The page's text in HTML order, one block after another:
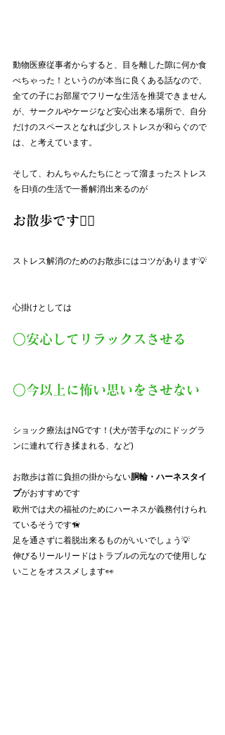
動物医療従事者からすると、目を離した隙に何か食
べちゃった！というのが本当に良くある話なので、
全ての子にお部屋でフリーな生活を推奨できません
が、サークルやケージなど安心出来る場所で、自分
だけのスペースとなれば少しストレスが和らぐので
は、と考えています。
そして、わんちゃんたちにとって溜まったストレス
を日頃の生活で一番解消出来るのが
お散歩です🚶‍♂️
ストレス解消のためのお散歩にはコツがあります💡
心掛けとしては
○安心してリラックスさせる
○今以上に怖い思いをさせない
ショック療法はNGです！(犬が苦手なのにドッグラ
ンに連れて行き揉まれる、など)
お散歩は首に負担の掛からない胴輪・ハーネスタイ
プがおすすめです
欧州では犬の福祉のためにハーネスが義務付けられ
ているそうです🦮
足を通さずに着脱出来るものがいいでしょう💡
伸びるリールリードはトラブルの元なので使用しな
いことをオススメします👀